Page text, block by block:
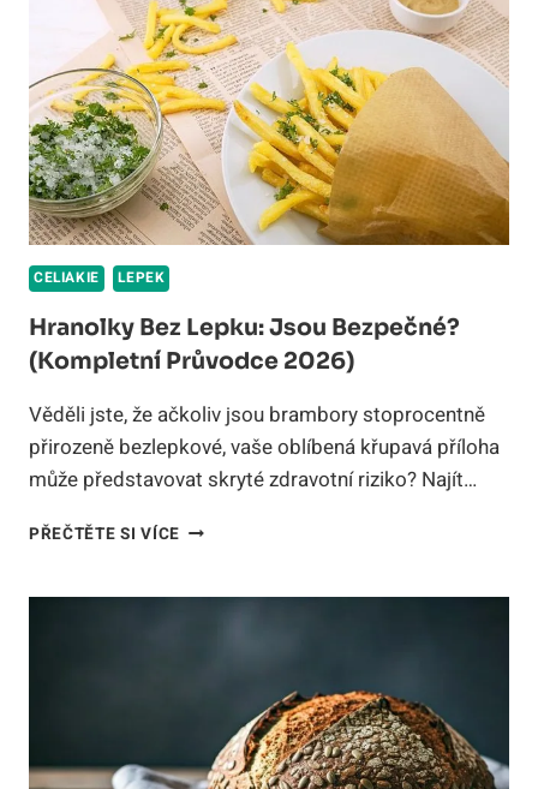
CELIAKIE LEPEK
Hranolky Bez Lepku: Jsou Bezpečné?
(Kompletní Průvodce 2026)
Věděli jste, že ačkoliv jsou brambory stoprocentně
přirozeně bezlepkové, vaše oblíbená křupavá příloha
může představovat skryté zdravotní riziko? Najít…
PŘEČTĚTE SI VÍCEHRANOLKY
JSOU